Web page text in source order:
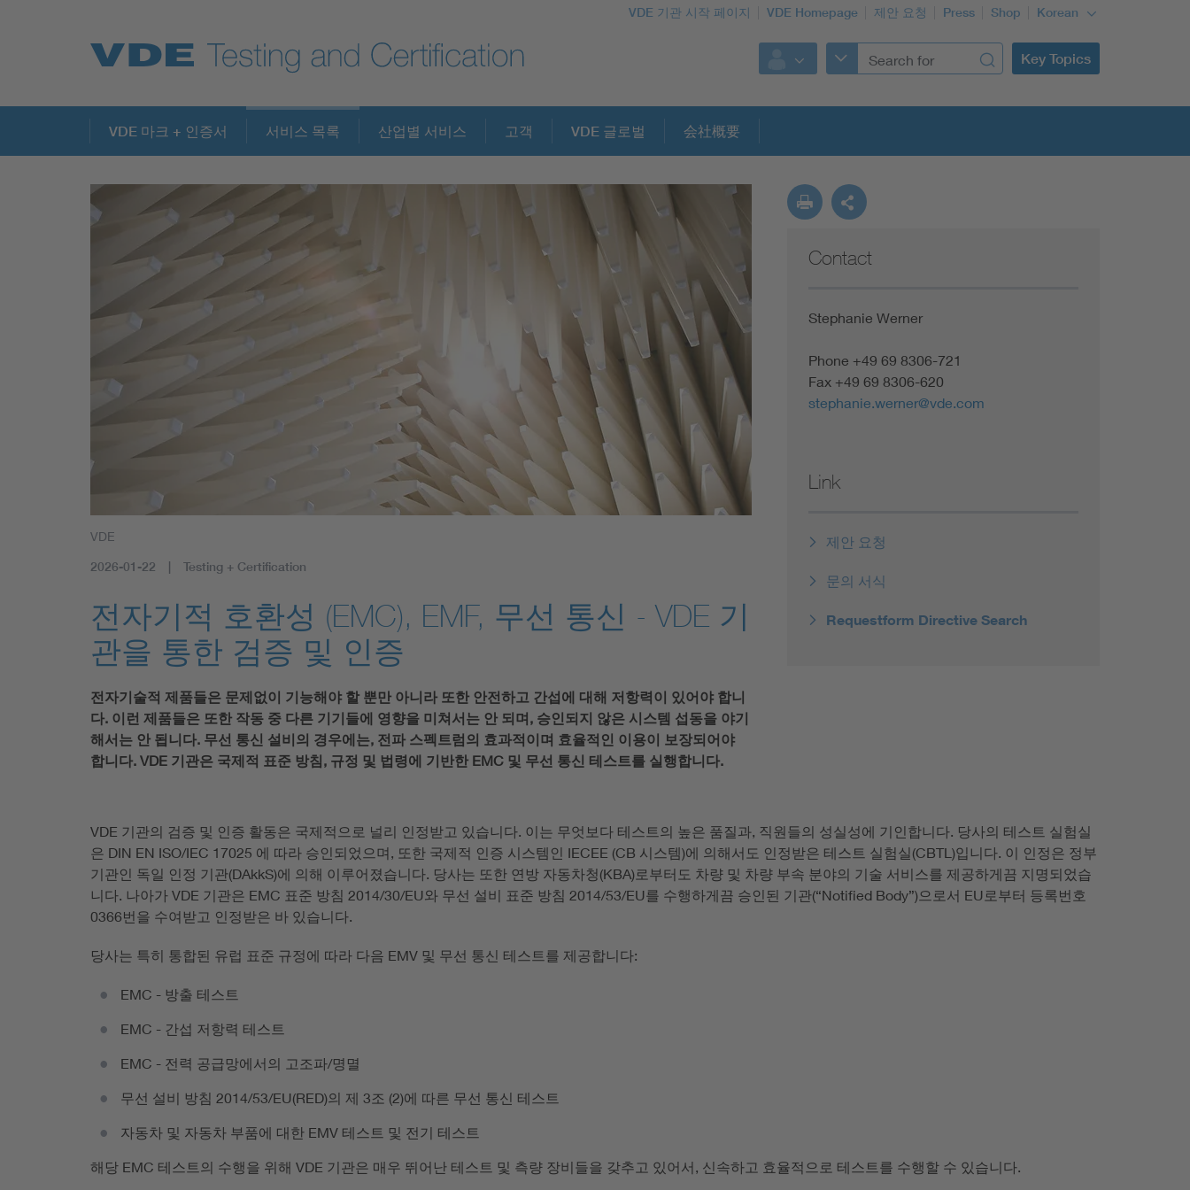
VDE 기관 시작 페이지 VDE Homepage 제안 요청 Press Shop Korean
Key Topics
Key Topics
VDE 마크 + 인증서 서비스 목록 산업별 서비스 고객 VDE 글로벌 会社概要
VDE
2026-01-22 Testing + Certification
전자기적 호환성 (EMC), EMF, 무선 통신 - VDE 기
관을 통한 검증 및 인증
전자기술적 제품들은 문제없이 기능해야 할 뿐만 아니라 또한 안전하고 간섭에 대해 저항력이 있어야 합니
다. 이런 제품들은 또한 작동 중 다른 기기들에 영향을 미쳐서는 안 되며, 승인되지 않은 시스템 섭동을 야기
해서는 안 됩니다. 무선 통신 설비의 경우에는, 전파 스펙트럼의 효과적이며 효율적인 이용이 보장되어야
합니다. VDE 기관은 국제적 표준 방침, 규정 및 법령에 기반한 EMC 및 무선 통신 테스트를 실행합니다.
Contact
Stephanie Werner
Phone +49 69 8306-721
Fax +49 69 8306-620
stephanie.werner@vde.com
Link
제안 요청
문의 서식
Requestform Directive Search
VDE 기관의 검증 및 인증 활동은 국제적으로 널리 인정받고 있습니다. 이는 무엇보다 테스트의 높은 품질과, 직원들의 성실성에 기인합니다. 당사의 테스트 실험실
은 DIN EN ISO/IEC 17025 에 따라 승인되었으며, 또한 국제적 인증 시스템인 IECEE (CB 시스템)에 의해서도 인정받은 테스트 실험실(CBTL)입니다. 이 인정은 정부
기관인 독일 인정 기관(DAkkS)에 의해 이루어졌습니다. 당사는 또한 연방 자동차청(KBA)로부터도 차량 및 차량 부속 분야의 기술 서비스를 제공하게끔 지명되었습
니다. 나아가 VDE 기관은 EMC 표준 방침 2014/30/EU와 무선 설비 표준 방침 2014/53/EU를 수행하게끔 승인된 기관(“Notified Body”)으로서 EU로부터 등록번호
0366번을 수여받고 인정받은 바 있습니다.
당사는 특히 통합된 유럽 표준 규정에 따라 다음 EMV 및 무선 통신 테스트를 제공합니다:
EMC - 방출 테스트
EMC - 간섭 저항력 테스트
EMC - 전력 공급망에서의 고조파/명멸
무선 설비 방침 2014/53/EU(RED)의 제 3조 (2)에 따른 무선 통신 테스트
자동차 및 자동차 부품에 대한 EMV 테스트 및 전기 테스트
해당 EMC 테스트의 수행을 위해 VDE 기관은 매우 뛰어난 테스트 및 측량 장비들을 갖추고 있어서, 신속하고 효율적으로 테스트를 수행할 수 있습니다.